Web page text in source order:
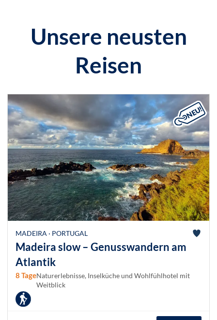
Unsere neusten
Reisen
MADEIRA · PORTUGAL
Madeira slow – Genusswandern am
Atlantik
8 TageNaturerlebnisse, Inselküche und Wohlfühlhotel mit
Weitblick